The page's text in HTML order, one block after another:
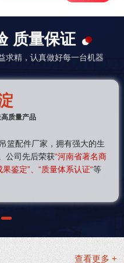
质量保证
求精，认真做好每一台机器
质量产品
篮配件厂家，拥有强大的生
公司先后荣获“河南省著名商
鉴定”、“质量体系认证“等
3
查看更多 +